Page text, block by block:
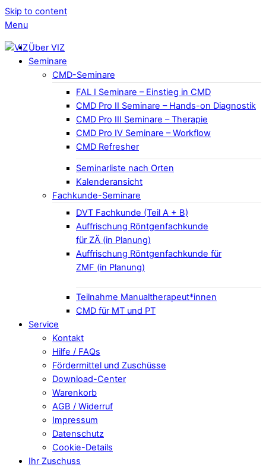
Skip to content
Menu
Über VIZ
Seminare
CMD-Seminare
FAL I Seminare – Einstieg in CMD
CMD Pro II Seminare – Hands-on Diagnostik
CMD Pro III Seminare – Therapie
CMD Pro IV Seminare – Workflow
CMD Refresher
Seminarliste nach Orten
Kalenderansicht
Fachkunde-Seminare
DVT Fachkunde (Teil A + B)
Auffrischung Röntgenfachkunde
für ZÄ (in Planung)
Auffrischung Röntgenfachkunde für
ZMF (in Planung)
Teilnahme Manualtherapeut*innen
CMD für MT und PT
Service
Kontakt
Hilfe / FAQs
Fördermittel und Zuschüsse
Download-Center
Warenkorb
AGB / Widerruf
Impressum
Datenschutz
Cookie-Details
Ihr Zuschuss